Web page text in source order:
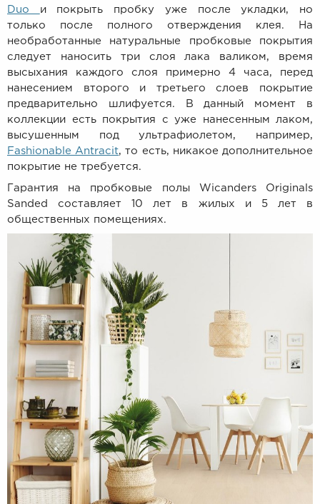
Duo и покрыть пробку уже после укладки, но
только после полного отверждения клея. На
необработанные натуральные пробковые покрытия
следует наносить три слоя лака валиком, время
высыхания каждого слоя примерно 4 часа, перед
нанесением второго и третьего слоев покрытие
предварительно шлифуется. В данный момент в
коллекции есть покрытия с уже нанесенным лаком,
высушенным под ультрафиолетом, например,
Fashionable Antracit, то есть, никакое дополнительное
покрытие не требуется.
Гарантия на пробковые полыWicanders Originals
Sanded составляет 10 лет в жилых и 5 лет в
общественных помещениях.